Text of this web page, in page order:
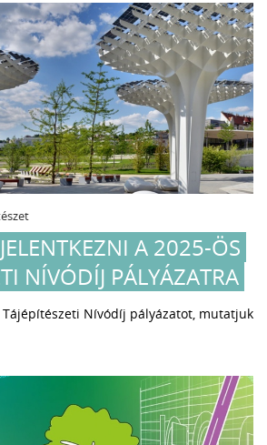
A 2025-ÖS
NÍVÓDÍJ PÁLYÁZATRA
Nívódíj pályázatot, mutatjuk